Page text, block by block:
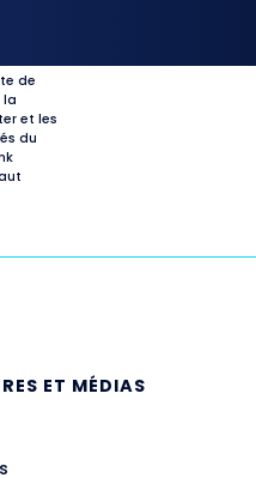
de
la
et les
du
ET MÉDIAS